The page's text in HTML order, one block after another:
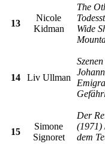
13
Nicole
Kidman
The
Wide
14 Liv Ullman
15
Simone
Signoret
Der
(1971)
dem